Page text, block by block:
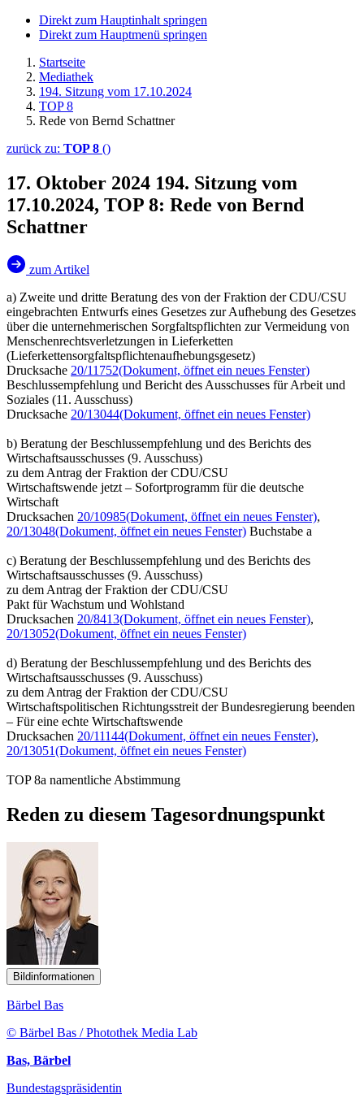
Direkt zum Hauptinhalt springen
Direkt zum Hauptmenü springen
Startseite
Mediathek
194. Sitzung vom 17.10.2024
TOP 8
Rede von Bernd Schattner
zurück zu: TOP 8 ()
17. Oktober 2024 194. Sitzung vom
17.10.2024, TOP 8: Rede von Bernd
Schattner
zum Artikel
a) Zweite und dritte Beratung des von der Fraktion der CDU/CSU
eingebrachten Entwurfs eines Gesetzes zur Aufhebung des Gesetzes
über die unternehmerischen Sorgfaltspflichten zur Vermeidung von
Menschenrechtsverletzungen in Lieferketten
(Lieferkettensorgfaltspflichtenaufhebungsgesetz)
Drucksache 20/11752(Dokument, öffnet ein neues Fenster)
Beschlussempfehlung und Bericht des Ausschusses für Arbeit und
Soziales (11. Ausschuss)
Drucksache 20/13044(Dokument, öffnet ein neues Fenster)
b) Beratung der Beschlussempfehlung und des Berichts des
Wirtschaftsausschusses (9. Ausschuss)
zu dem Antrag der Fraktion der CDU/CSU
Wirtschaftswende jetzt – Sofortprogramm für die deutsche
Wirtschaft
Drucksachen 20/10985(Dokument, öffnet ein neues Fenster),
20/13048(Dokument, öffnet ein neues Fenster) Buchstabe a
c) Beratung der Beschlussempfehlung und des Berichts des
Wirtschaftsausschusses (9. Ausschuss)
zu dem Antrag der Fraktion der CDU/CSU
Pakt für Wachstum und Wohlstand
Drucksachen 20/8413(Dokument, öffnet ein neues Fenster),
20/13052(Dokument, öffnet ein neues Fenster)
d) Beratung der Beschlussempfehlung und des Berichts des
Wirtschaftsausschusses (9. Ausschuss)
zu dem Antrag der Fraktion der CDU/CSU
Wirtschaftspolitischen Richtungsstreit der Bundesregierung beenden
– Für eine echte Wirtschaftswende
Drucksachen 20/11144(Dokument, öffnet ein neues Fenster),
20/13051(Dokument, öffnet ein neues Fenster)
TOP 8a namentliche Abstimmung
Reden zu diesem Tagesordnungspunkt
Bildinformationen
Bärbel Bas
© Bärbel Bas / Photothek Media Lab
Bas, Bärbel
Bundestagspräsidentin